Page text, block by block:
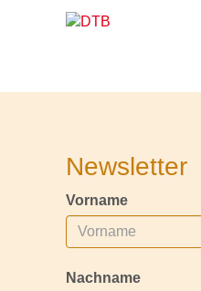
Newsletter
Vorname
Nachname